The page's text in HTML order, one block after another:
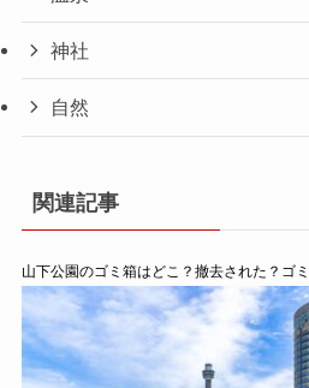
神社
自然
関連記事
山下公園のゴミ箱はどこ？撤去された？ゴ